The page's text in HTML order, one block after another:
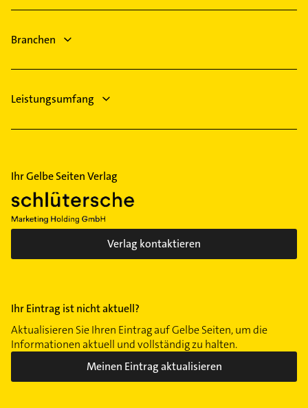
Zahnarzt
Dachdecker
Ärztehaus
Allgemeinarzt
Arzt
Branchen
Leistungsumfang
Ihr Gelbe Seiten Verlag
Verlag kontaktieren
Ihr Eintrag ist nicht aktuell?
Aktualisieren Sie Ihren Eintrag auf Gelbe Seiten, um die
Informationen aktuell und vollständig zu halten.
Meinen Eintrag aktualisieren